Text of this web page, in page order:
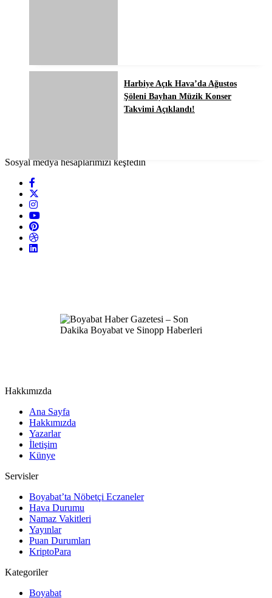
Harbiye Açık Hava’da Ağustos
Şöleni Bayhan Müzik Konser
Takvimi Açıklandı!
Sosyal medya hesaplarımızı keşfedin
Hakkımızda
Ana Sayfa
Hakkımızda
Yazarlar
İletişim
Künye
Servisler
Boyabat’ta Nöbetçi Eczaneler
Hava Durumu
Namaz Vakitleri
Yayınlar
Puan Durumları
KriptoPara
Kategoriler
Boyabat